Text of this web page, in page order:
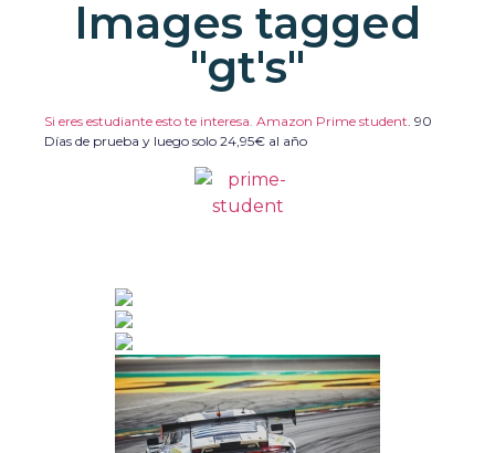
Images tagged
"gt's"
Si eres estudiante esto te interesa. Amazon Prime student. 90
Días de prueba y luego solo 24,95€ al año